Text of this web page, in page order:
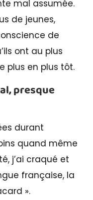
mal assumée.
de jeunes,
de
ont au plus
plus en plus tôt.
presque
durant
quand même
j’ai craqué et
française, la
».